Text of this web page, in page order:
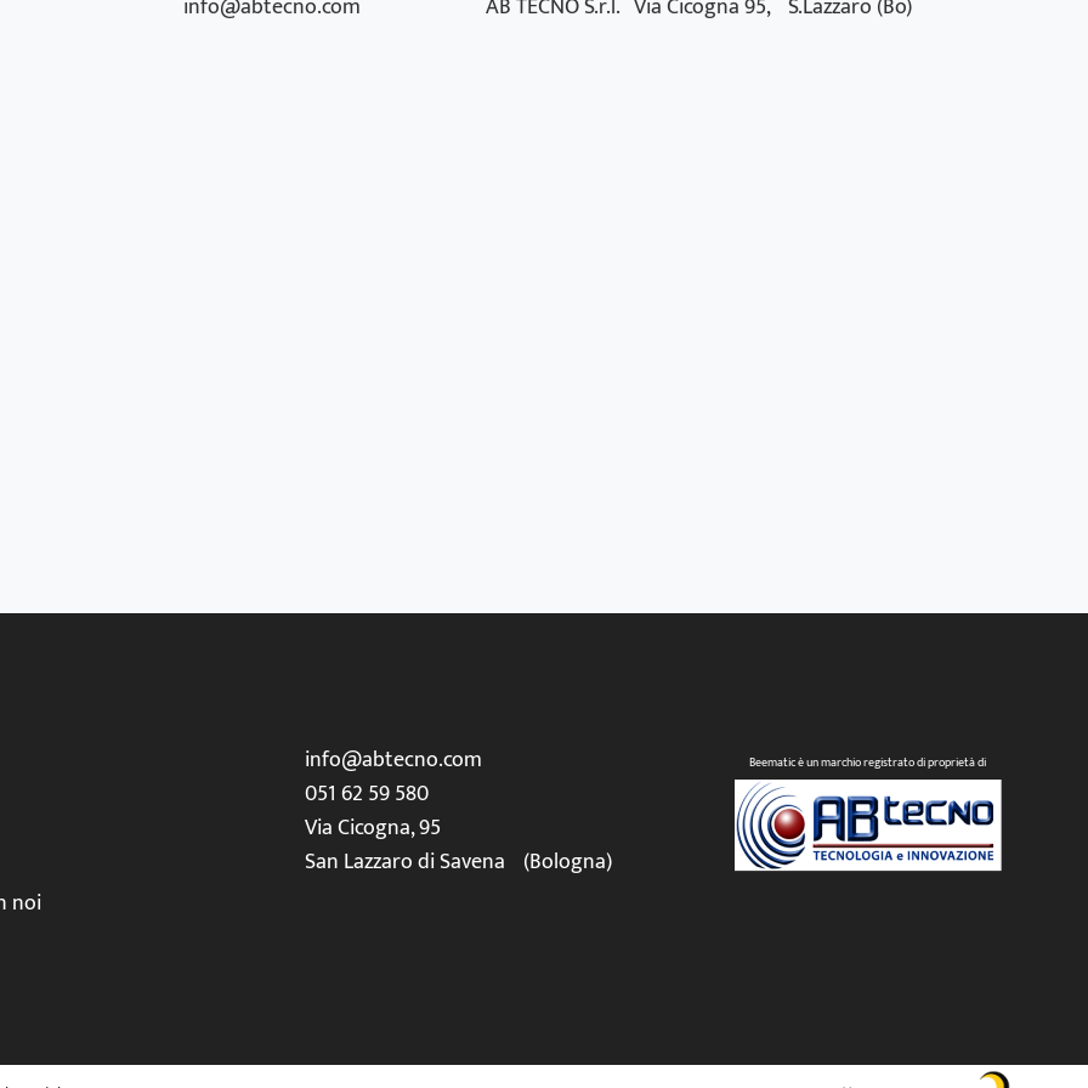
info@abtecno.com AB TECNO S.r.l. Via Cicogna 95, S.Lazzaro (Bo)
noi
info@abtecno.com
051 62 59 580
Via Cicogna, 95
San Lazzaro di Savena (Bologna)
Beematic è un marchio registrato di proprietà di